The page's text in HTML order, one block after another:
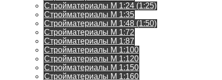
Стройматериалы M 1:24 (1:25)
Стройматериалы M 1:35
Стройматериалы M 1:48 (1:50)
Стройматериалы M 1:72
Стройматериалы M 1:87
Стройматериалы M 1:100
Стройматериалы M 1:120
Стройматериалы M 1:150
Стройматериалы M 1:160